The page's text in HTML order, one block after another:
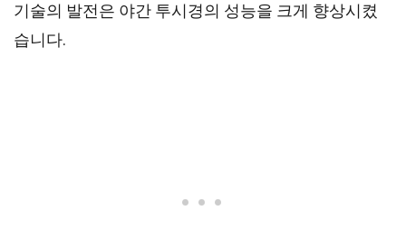
기술의 발전은 야간 투시경의 성능을 크게 향상시켰
습니다.